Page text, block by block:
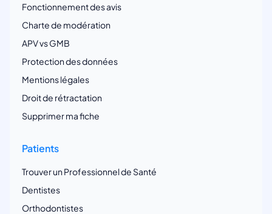
Fonctionnement des avis
Charte de modération
APV vs GMB
Protection des données
Mentions légales
Droit de rétractation
Supprimer ma fiche
Patients
Trouver un Professionnel de Santé
Dentistes
Orthodontistes